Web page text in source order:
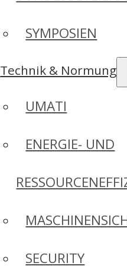
SYMPOSIEN
Technik & Normung
UMATI
ENERGIE- UND
SECURITY